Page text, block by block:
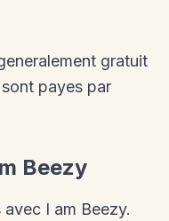
gratuit
payes par
Beezy
I am Beezy.